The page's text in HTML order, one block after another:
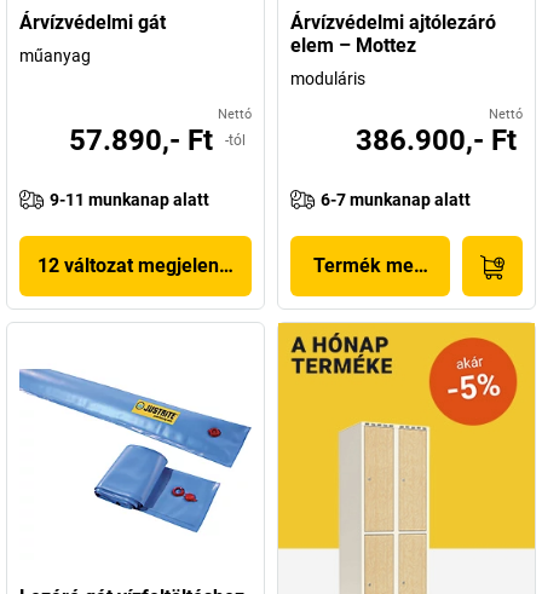
Árvízvédelmi gát
műanyag
Nettó
57.890,- Ft -tól
9-11 munkanap alatt
12 változat megjelenítése
Árvízvédelmi ajtólezáró
elem – Mottez
moduláris
Nettó
386.900,- Ft
6-7 munkanap alatt
Termék megjelenítése